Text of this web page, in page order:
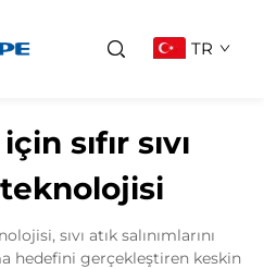
TR
sıfır sıvı
teknolojisi
sıvı atık salınımlarını
hedefini gerçekleştiren keskin